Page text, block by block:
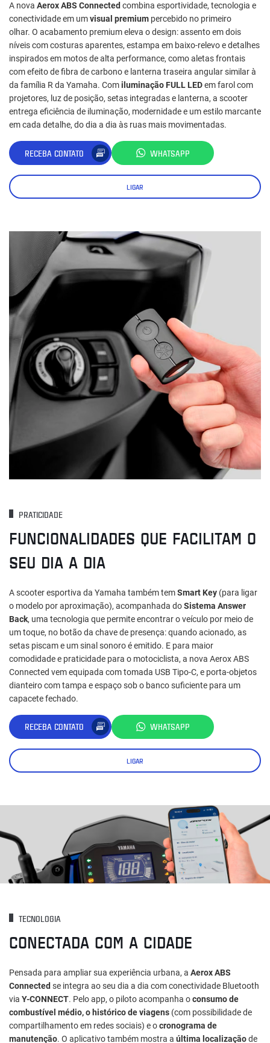
A nova Aerox ABS Connected combina esportividade, tecnologia e
conectividade em umvisual premium percebido no primeiro
olhar. O acabamento premium eleva o design: assento em dois
níveis com costuras aparentes, estampa em baixo-relevo e detalhes
inspirados em motos de alta performance, como aletas frontais
com efeito de fibra de carbono e lanterna traseira angular similar à
da família R da Yamaha. Comiluminação FULL LEDem farol com
projetores, luz de posição, setas integradas e lanterna, a scooter
entrega eficiência de iluminação, modernidade e um estilo marcante
em cada detalhe, do dia a dia às ruas mais movimentadas.
RECEBA CONTATO WHATSAPP
LIGAR
PRATICIDADE
FUNCIONALIDADES QUE FACILITAM O
SEU DIA A DIA
A scooter esportiva da Yamaha também temSmart Key (para ligar
o modelo por aproximação), acompanhada doSistema Answer
Back, uma tecnologia que permite encontrar o veículo por meio de
um toque, no botão da chave de presença: quando acionado, as
setas piscam e um sinal sonoro é emitido. E para maior
comodidade e praticidade para o motociclista, a nova Aerox ABS
Connected vem equipada com tomada USB Tipo-C, e porta-objetos
dianteiro com tampa e espaço sob o banco suficiente para um
capacete fechado.
RECEBA CONTATO WHATSAPP
LIGAR
TECNOLOGIA
CONECTADA COM A CIDADE
Pensada para ampliar sua experiência urbana, a Aerox ABS
Connected se integra ao seu dia a dia com conectividade Bluetooth
via Y-CONNECT. Pelo app, o piloto acompanha oconsumo de
combustível médio, o histórico de viagens (com possibilidade de
compartilhamento em redes sociais) e ocronograma de
manutenção. O aplicativo também mostra a última localizaçãode